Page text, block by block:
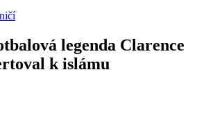
legenda Clarence
k islámu